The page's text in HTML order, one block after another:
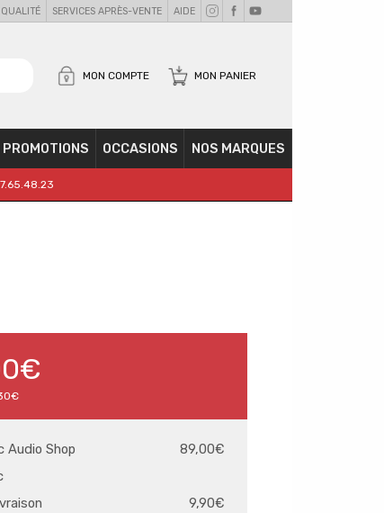
SERVICES APRÈS-VENTE AIDE
MON PANIER
MON COMPTE
PROMOTIONS OCCASIONS NOS MARQUES
Audio Shop
89,00€
9,90€